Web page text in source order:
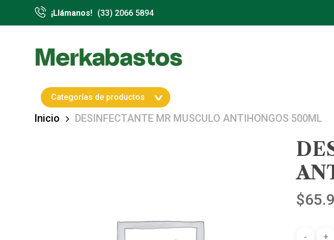
¡Llámanos! (33) 2066 5894
Hit enter to search or ESC to close
Categorías de productos
Inicio DESINFECTANTE MR MUSCULO ANTIHONGOS 500ML
$